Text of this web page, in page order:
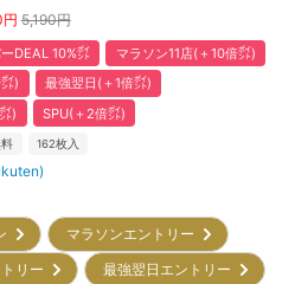
円 5,190円
DEAL 10%㌽
マラソン11店(＋10倍㌽)
)
最強翌日(＋1倍㌽)
)
SPU(＋2倍㌽)
162枚入
マラソンエントリー
トリー
最強翌日エントリー